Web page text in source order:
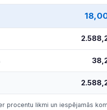
procentu likmi un iespējamās